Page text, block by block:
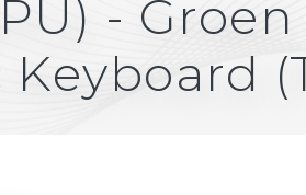
- Groen